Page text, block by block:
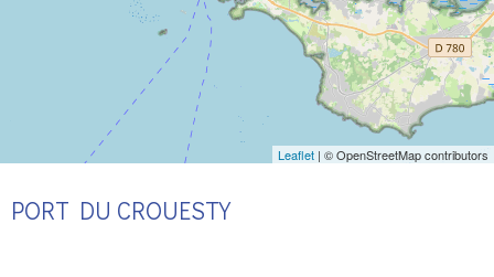
Leaflet | © OpenStreetMap contributors
PORT DU CROUESTY